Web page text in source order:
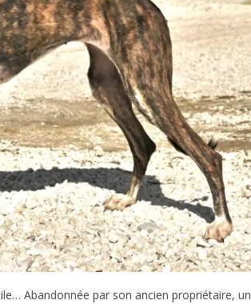
Abandonnée par son ancien propriétaire, un